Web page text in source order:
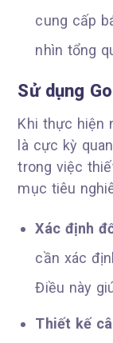
cung cấp
nhìn tổng
Sử dụng
Khi thực hiện
là cực kỳ
trong việc
mục tiêu
Xác định
cần xác
Điều này
Thiết kế